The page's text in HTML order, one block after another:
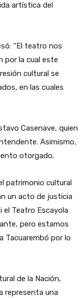
artística del
“El teatro nos
por la cual este
cultural se
en las cuales
Casenave, quien
Asimismo,
otorgado.
patrimonio cultural
un acto de justicia
el Teatro Escayola
pero estamos
Tacuarembó por lo
de la Nación,
representa una